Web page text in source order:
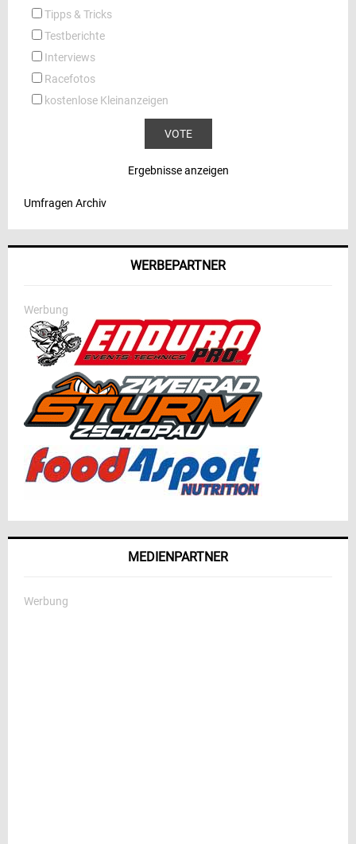
Tipps & Tricks
Testberichte
Interviews
Racefotos
kostenlose Kleinanzeigen
Ergebnisse anzeigen
Umfragen Archiv
WERBEPARTNER
Werbung
MEDIENPARTNER
Werbung